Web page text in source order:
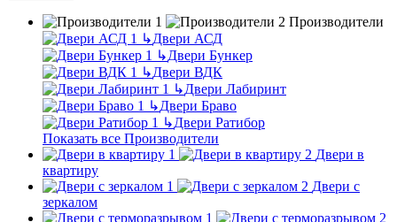
Производители
↳Двери АСД
↳Двери Бункер
↳Двери ВДК
↳Двери Лабиринт
↳Двери Браво
↳Двери Ратибор
Показать все Производители
Двери в
квартиру
Двери с
зеркалом